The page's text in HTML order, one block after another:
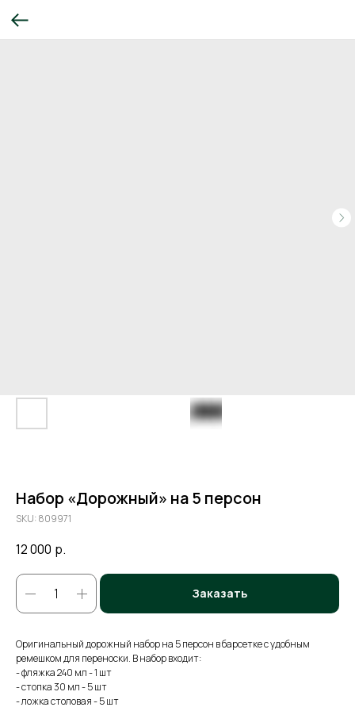
Набор «Дорожный» на 5 персон
SKU: 809971
12 000 р.
Заказать
Оригинальный дорожный набор на 5 персон в барсетке с удобным
ремешком для переноски. В набор входит:
- фляжка 240 мл - 1 шт
- стопка 30 мл - 5 шт
- ложка столовая - 5 шт